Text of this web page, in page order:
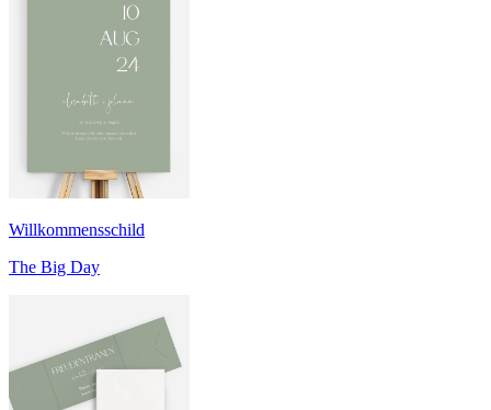
Willkommensschild
The Big Day